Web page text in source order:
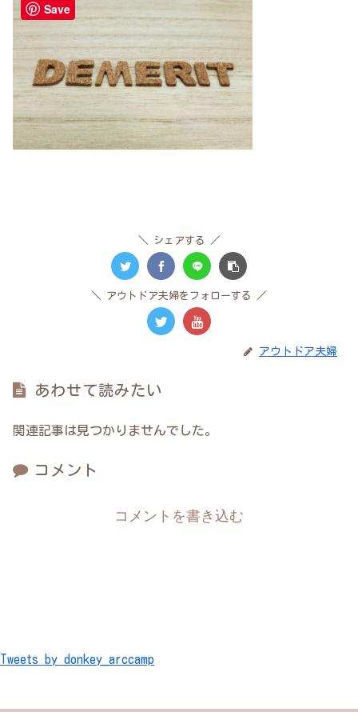
シェアする
アウトドア夫婦をフォローする
アウトドア夫婦
あわせて読みたい
関連記事は見つかりませんでした。
コメント
コメントを書き込む
Tweets by donkey_arccamp
Save